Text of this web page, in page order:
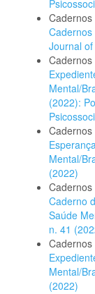
Cadernos
Journal
Mental/
(2022):
Mental/
(2022)
Caderno
Saúde
n. 41
Mental/
(2022)